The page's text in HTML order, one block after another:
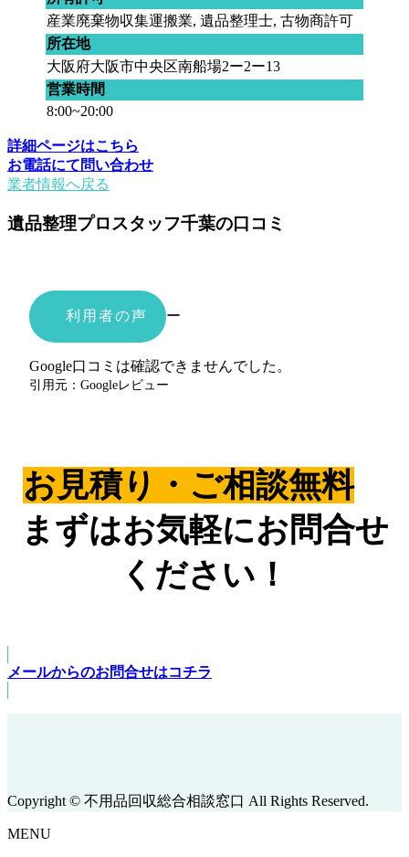
産業廃棄物収集運搬業, 遺品整理士, 古物商許可
所在地
大阪府大阪市中央区南船場2ー2ー13
営業時間
8:00~20:00
詳細ページはこちら
お電話にて問い合わせ
業者情報へ戻る
遺品整理プロスタッフ千葉の口コミ
利用者の声 ー
Google口コミは確認できませんでした。
引用元：Googleレビュー
お見積り・ご相談無料
まずはお気軽にお問合せ
ください！
メールからのお問合せはコチラ
Copyright © 不用品回収総合相談窓口 All Rights Reserved.
MENU